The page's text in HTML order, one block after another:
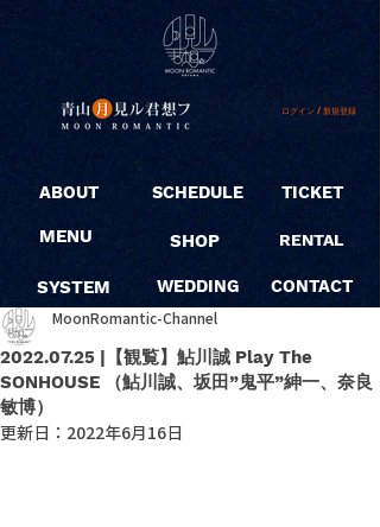
ログイン / 新規登録
ABOUT
MENU
SYSTEM
SCHEDULE
SHOP
WEDDING
TICKET
RENTAL
CONTACT
2022.07.25 |【観覧】鮎川誠 Play The
SONHOUSE （鮎川誠、坂田”鬼平”紳一、奈良
敏博）
MoonRomantic-Channel
更新日： 2022年6月16日